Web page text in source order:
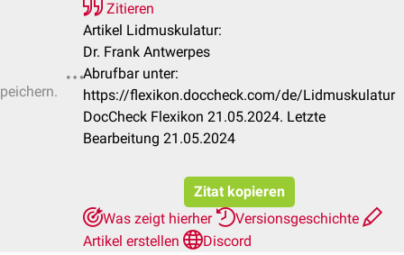
Zitieren
Artikel Lidmuskulatur:
Dr. Frank Antwerpes
Abrufbar unter:
https://flexikon.doccheck.com/de/Lidmuskulatur
DocCheck Flexikon 21.05.2024. Letzte
Bearbeitung 21.05.2024
Zitat kopieren
Was zeigt hierher
Versionsgeschichte
Artikel erstellen
Discord